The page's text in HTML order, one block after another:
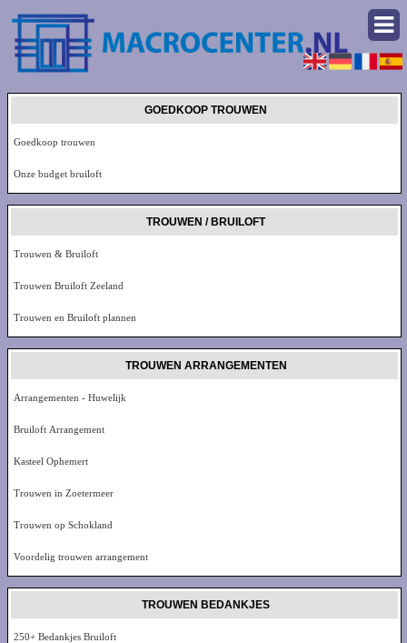
GOEDKOOP TROUWEN
Goedkoop trouwen
Onze budget bruiloft
TROUWEN / BRUILOFT
Trouwen & Bruiloft
Trouwen Bruiloft Zeeland
Trouwen en Bruiloft plannen
TROUWEN ARRANGEMENTEN
Arrangementen - Huwelijk
Bruiloft Arrangement
Kasteel Ophemert
Trouwen in Zoetermeer
Trouwen op Schokland
Voordelig trouwen arrangement
TROUWEN BEDANKJES
250+ Bedankjes Bruiloft